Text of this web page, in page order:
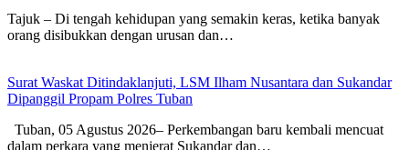
Tajuk – Di tengah kehidupan yang semakin keras, ketika banyak
orang disibukkan dengan urusan dan…
Surat Waskat Ditindaklanjuti, LSM Ilham Nusantara dan Sukandar
Dipanggil Propam Polres Tuban
Tuban, 05 Agustus 2026– Perkembangan baru kembali mencuat
dalam perkara yang menjerat Sukandar dan…